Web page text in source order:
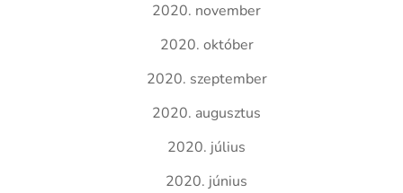
2020. november
2020. október
2020. szeptember
2020. augusztus
2020. július
2020. június